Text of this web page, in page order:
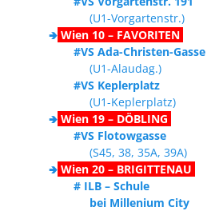
(U1-Vorgartenstr.)
🢂 Wien 10 – FAVORITEN
#VS Ada-Christen-Gasse
(U1-Alaudag.)
#VS Keplerplatz
(U1-Keplerplatz)
🢂 Wien 19 – DÖBLING
#VS Flotowgasse
(S45, 38, 35A, 39A)
🢂 Wien 20 – BRIGITTENAU
# ILB – Schule
bei Millenium City